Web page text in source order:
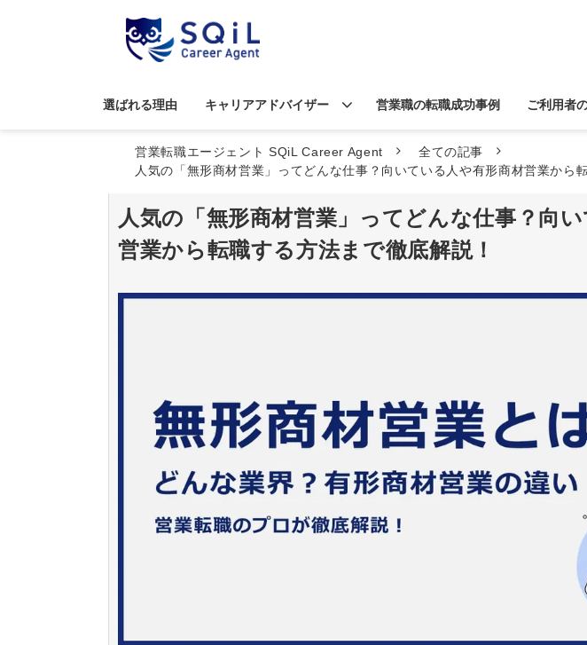
選ばれる理由 キャリアアドバイザー 営業職の転職成功事例 ご利用者
営業転職エージェント SQiL Career Agent
全ての記事
人気の「無形商材営業」ってどんな仕事？向いている人や有形商材営業から
人気の「無形商材営業」ってどんな仕事？向
営業から転職する方法まで徹底解説！